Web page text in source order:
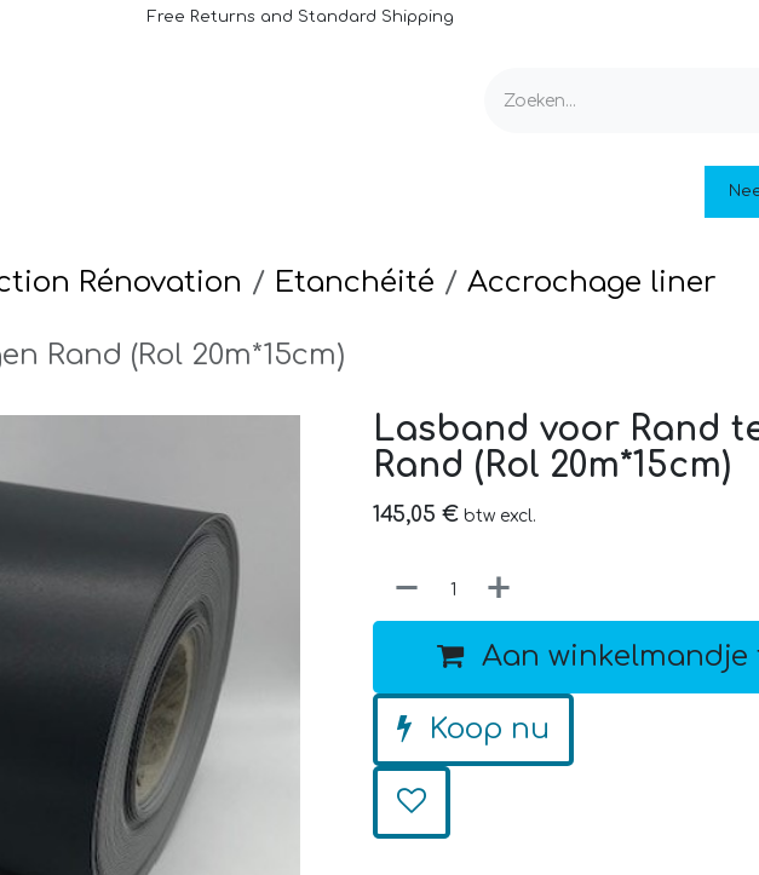
Free Returns and Standard Shipping
Rénovation Etanchéité Accrochage liner
Rand (Rol 20m*15cm)
Lasband voor Rand
Rand (Rol 20m*15cm)
145,05 € btw excl.
Aan winkelmandje
Koop nu